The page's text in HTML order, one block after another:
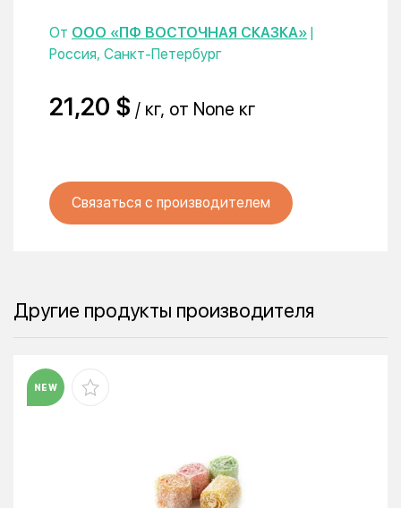
От ООО «ПФ ВОСТОЧНАЯ СКАЗКА» |
Россия, Санкт-Петербург
21,20 $ / кг, от None кг
Связаться с производителем
Другие продукты производителя
NEW